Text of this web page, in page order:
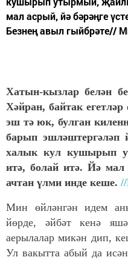
мал асрый, йә бәрәңге
Безнең авыл гыйбрәте//
Хатын-кызлар белән
Хәйран, байтак
эш тә юк, булган
барып
халык кул кушырып
итә, болай итә. Йә мал
ачтан үлми инде кеше.
Мин өйләнгән идем
йөрде, әйбәт кенә
аерылалар микән дип,
Ул вакытта абый да